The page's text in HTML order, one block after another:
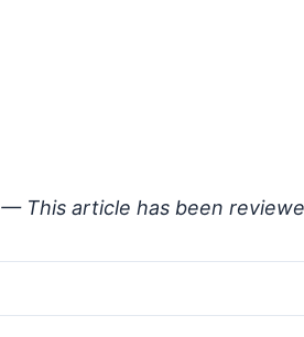
— This article has been